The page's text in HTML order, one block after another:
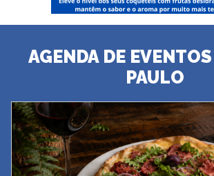
AGENDA DE
PAULO